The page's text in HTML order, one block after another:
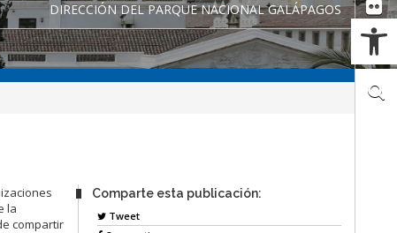
DIRECCIÓN DEL PARQUE NACIONAL GALÁPAGOS
la
compartir
Comparte esta publicación:
Tweet